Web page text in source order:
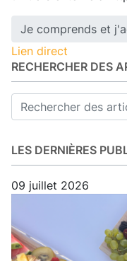
Je comprends et
Lien direct
RECHERCHER DES
LES DERNIÈRES
09 juillet 2026